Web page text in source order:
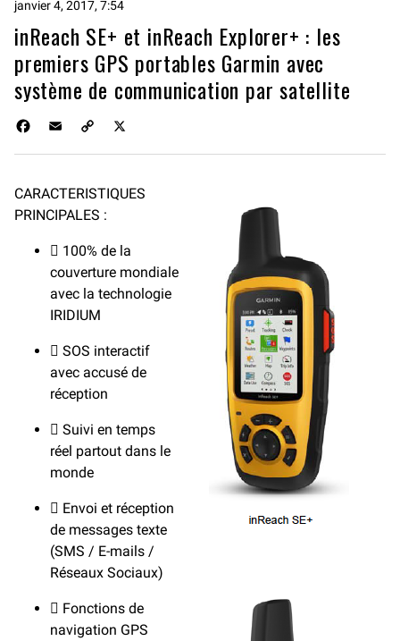
janvier 4, 2017, 7:54
inReach SE+ et inReach Explorer+ : les
premiers GPS portables Garmin avec
système de communication par satellite
b
o
k
L
i
k
CARACTERISTIQUES
PRINCIPALES :
 100% de la
couverture mondiale
avec la technologie
IRIDIUM
 SOS interactif
avec accusé de
réception
 Suivi en temps
réel partout dans le
monde
 Envoi et réception
de messages texte
(SMS / E-mails /
Réseaux Sociaux)
 Fonctions de
navigation GPS